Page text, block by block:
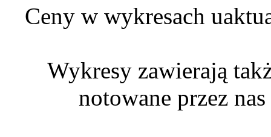
Ceny w wykresach
Wykresy zawierają
notowane przez